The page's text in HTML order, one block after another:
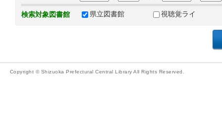
検索対象図書館 県立図書館 視聴覚ライ
Copyright © Shizuoka Prefectural Central Library All Rights Reserved.